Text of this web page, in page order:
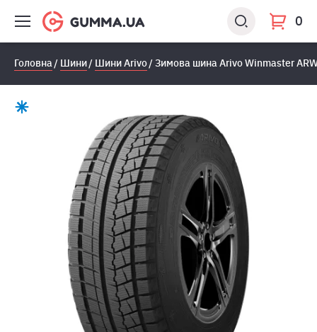
0
Головна Шини Шини Arivo Зимова шина Arivo Winmaster